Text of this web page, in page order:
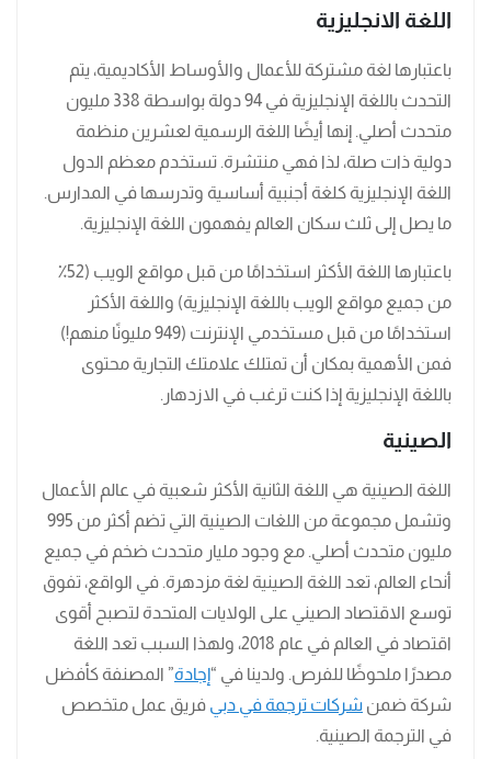
اللغة الانجليزية
باعتبارها لغة مشتركة للأعمال والأوساط الأكاديمية، يتم
التحدث باللغة الإنجليزية في 94 دولة بواسطة 338 مليون
متحدث أصلي. إنها أيضًا اللغة الرسمية لعشرين منظمة
دولية ذات صلة، لذا فهي منتشرة. تستخدم معظم الدول
اللغة الإنجليزية كلغة أجنبية أساسية وتدرسها في المدارس.
ما يصل إلى ثلث سكان العالم يفهمون اللغة الإنجليزية.
باعتبارها اللغة الأكثر استخدامًا من قبل مواقع الويب (52٪
من جميع مواقع الويب باللغة الإنجليزية) واللغة الأكثر
استخدامًا من قبل مستخدمي الإنترنت (949 مليونًا منهم!)
فمن الأهمية بمكان أن تمتلك علامتك التجارية محتوى
باللغة الإنجليزية إذا كنت ترغب في الازدهار.
الصينية
اللغة الصينية هي اللغة الثانية الأكثر شعبية في عالم الأعمال
وتشمل مجموعة من اللغات الصينية التي تضم أكثر من 995
مليون متحدث أصلي. مع وجود مليار متحدث ضخم في جميع
أنحاء العالم، تعد اللغة الصينية لغة مزدهرة. في الواقع، تفوق
توسع الاقتصاد الصيني على الولايات المتحدة لتصبح أقوى
اقتصاد في العالم في عام 2018، ولهذا السبب تعد اللغة
مصدرًا ملحوظًا للفرص. ولدينا في “إجادة” المصنفة كأفضل
شركة ضمن شركات ترجمة في دبي فريق عمل متخصص
في الترجمة الصينية.